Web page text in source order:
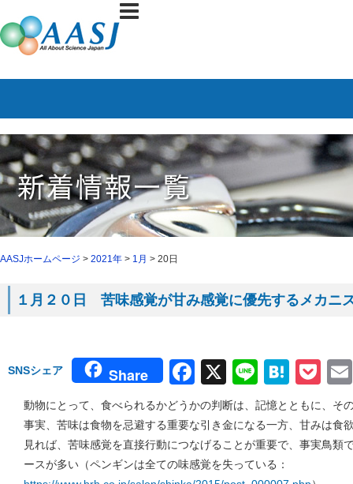
AASJホームページ > 2021年 > 1月 > 20日
１月２０日 苦味感覚が甘み感覚に優先するメカニ
SNSシェア Share Facebook
X Line
動物にとって、食べられるかどうかの判断は、記憶とともに、そ
事実、苦味は食物を忌避する重要な引き金になる一方、甘みは食
見れば、苦味感覚を直接行動につなげることが重要で、事実鳥類
ースが多い（ペンギンは全ての味感覚を失っている：